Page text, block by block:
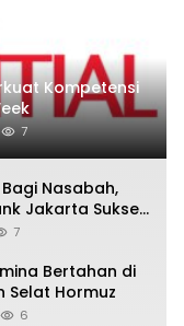
Kompetensi
7
Nasabah,
Jakarta Sukses
2026
7
Bertahan di
Selat Hormuz
6